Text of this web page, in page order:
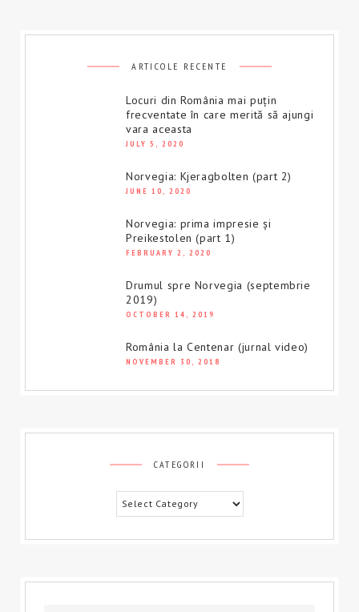
ARTICOLE RECENTE
Locuri din România mai puțin
frecventate în care merită să ajungi
vara aceasta
JULY 5, 2020
Norvegia: Kjeragbolten (part 2)
JUNE 10, 2020
Norvegia: prima impresie și
Preikestolen (part 1)
FEBRUARY 2, 2020
Drumul spre Norvegia (septembrie
2019)
OCTOBER 14, 2019
România la Centenar (jurnal video)
NOVEMBER 30, 2018
CATEGORII
Categorii